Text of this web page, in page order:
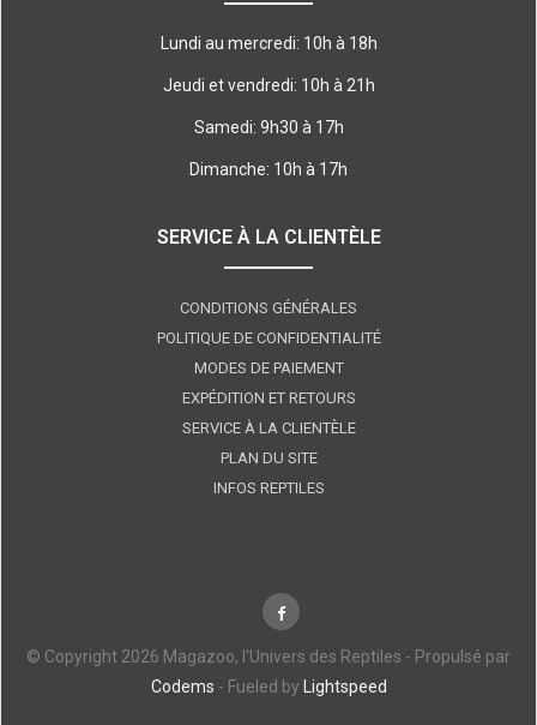
Lundi au mercredi: 10h à 18h
Jeudi et vendredi: 10h à 21h
Samedi: 9h30 à 17h
Dimanche: 10h à 17h
SERVICE À LA CLIENTÈLE
CONDITIONS GÉNÉRALES
POLITIQUE DE CONFIDENTIALITÉ
MODES DE PAIEMENT
EXPÉDITION ET RETOURS
SERVICE À LA CLIENTÈLE
PLAN DU SITE
INFOS REPTILES
© Copyright 2026 Magazoo, l'Univers des Reptiles - Propulsé par
Codems - Fueled by Lightspeed